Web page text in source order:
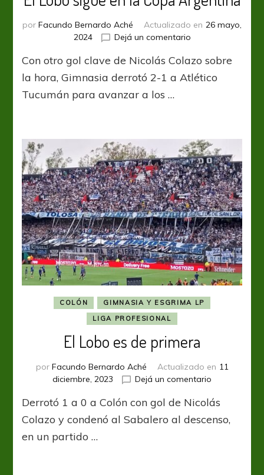
por Facundo Bernardo Aché Actualizado en 26 mayo,
2024
Dejá un comentarioen
Lobo
sigue
Con otro gol clave de Nicolás Colazo sobre
la hora, Gimnasia derrotó 2-1 a Atlético
Tucumán para avanzar a los …
COLÓN
GIMNASIA Y ESGRIMA LP
LIGA PROFESIONAL
El Lobo es de primera
por Facundo Bernardo Aché Actualizado en 11
diciembre, 2023
Dejá un comentario
Lobo
es
Derrotó 1 a 0 a Colón con gol de Nicolás
Colazo y condenó al Sabalero al descenso,
en un partido …